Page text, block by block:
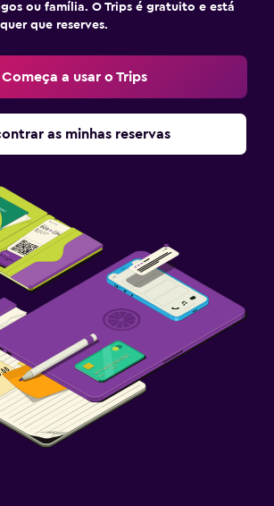
ou família. O Trips é gratuito e está
que reserves.
Começa a usar o Trips
as minhas reservas